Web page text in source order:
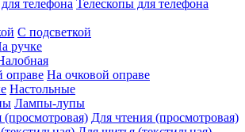
Телескопы для телефона
С подсветкой
ручке
На очковой оправе
Настольные
Лампы-лупы
Для чтения (просмотровая)